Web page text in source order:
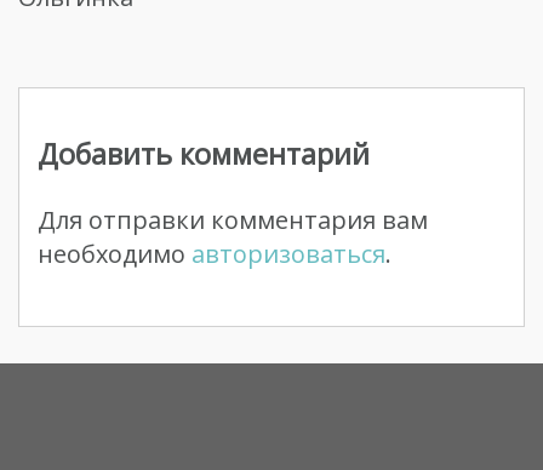
Навигация
записям
Добавить комментарий
Для отправки комментария вам
необходимо авторизоваться.